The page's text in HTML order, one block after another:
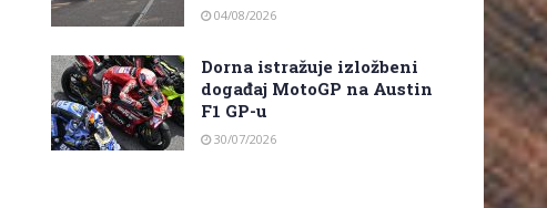
04/08/2026
Dorna istražuje izložbeni
događaj MotoGP na Austin
F1 GP-u
30/07/2026